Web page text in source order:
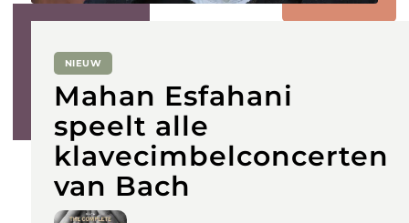
NIEUW
Mahan Esfahani
speelt alle
klavecimbelconcerten
van Bach